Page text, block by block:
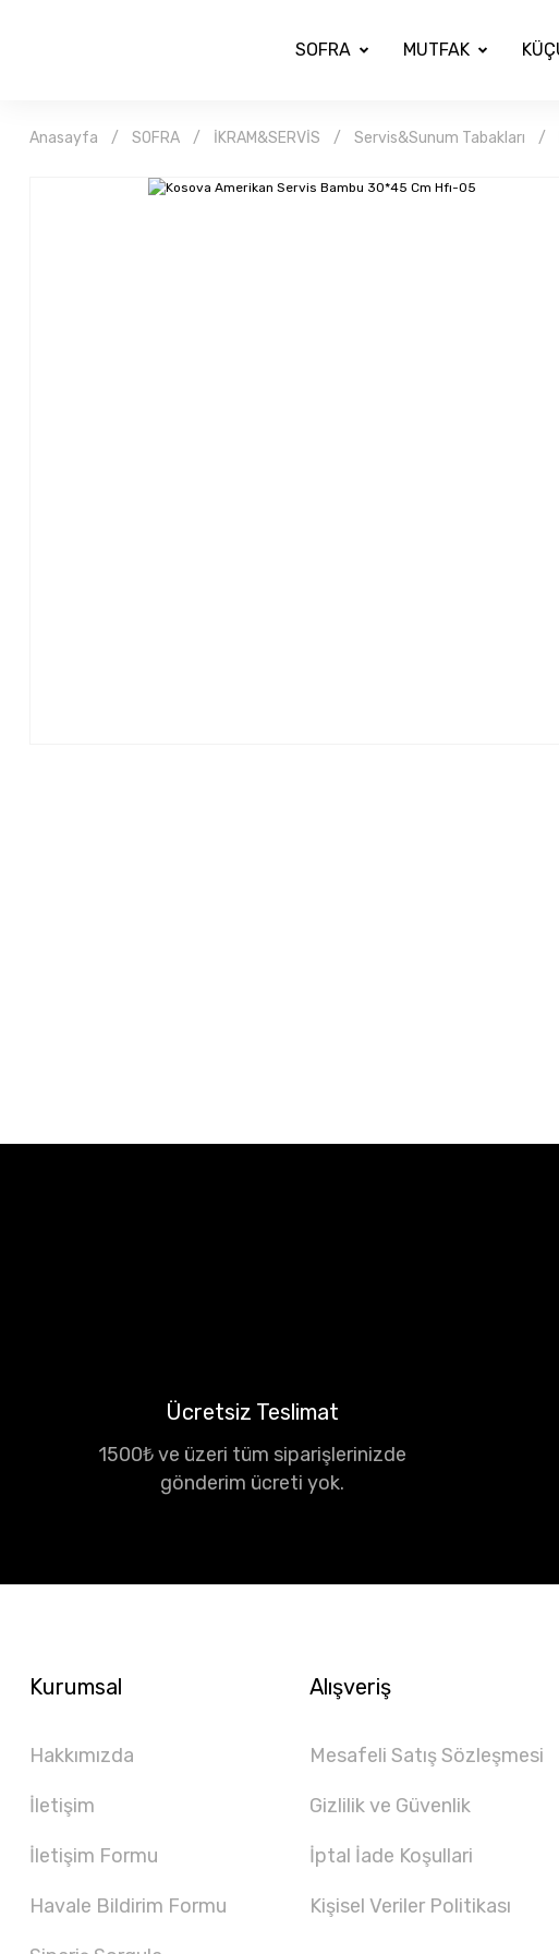
SOFRA MUTFAK
Anasayfa SOFRA İKRAM&SERVİS Servis&Sunum Tabakları
Ücretsiz Teslimat
1500₺ ve üzeri tüm siparişlerinizde
gönderim ücreti yok.
Kurumsal
Hakkımızda
İletişim
İletişim Formu
Havale Bildirim Formu
Alışveriş
Mesafeli Satış Sözleşmesi
Gizlilik ve Güvenlik
İptal İade Koşullari
Kişisel Veriler Politikası